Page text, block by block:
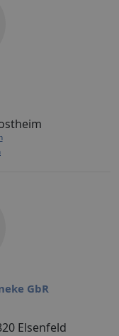
GbR
Elsenfeld